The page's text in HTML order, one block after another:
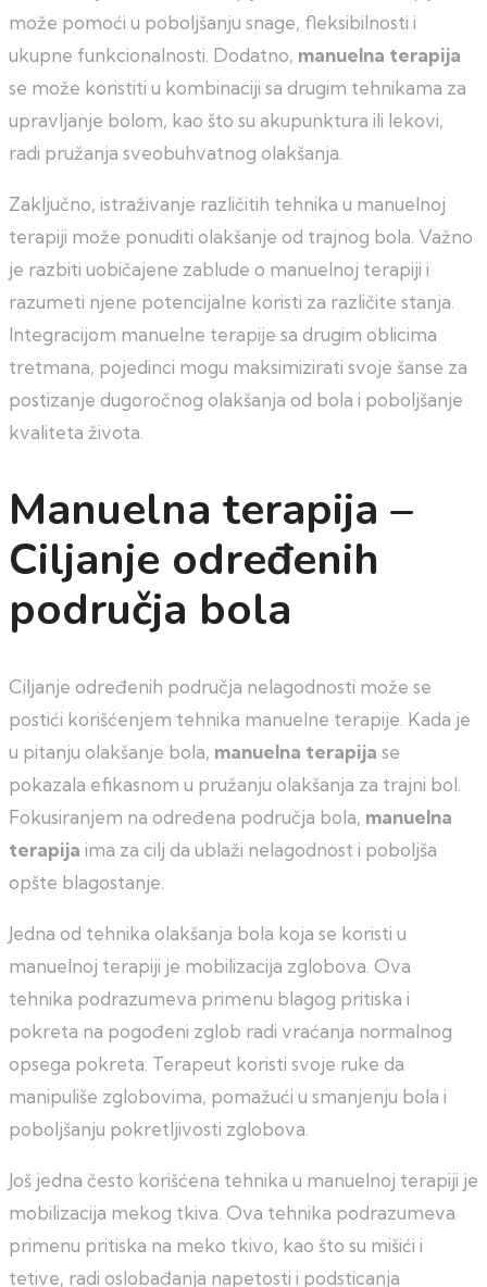
može pomoći u poboljšanju snage, fleksibilnosti i
ukupne funkcionalnosti. Dodatno, manuelna terapija
se može koristiti u kombinaciji sa drugim tehnikama za
upravljanje bolom, kao što su akupunktura ili lekovi,
radi pružanja sveobuhvatnog olakšanja.
Zaključno, istraživanje različitih tehnika u manuelnoj
terapiji može ponuditi olakšanje od trajnog bola. Važno
je razbiti uobičajene zablude o manuelnoj terapiji i
razumeti njene potencijalne koristi za različite stanja.
Integracijom manuelne terapije sa drugim oblicima
tretmana, pojedinci mogu maksimizirati svoje šanse za
postizanje dugoročnog olakšanja od bola i poboljšanje
kvaliteta života.
Manuelna terapija –
Ciljanje određenih
područja bola
Ciljanje određenih područja nelagodnosti može se
postići korišćenjem tehnika manuelne terapije. Kada je
u pitanju olakšanje bola, manuelna terapija se
pokazala efikasnom u pružanju olakšanja za trajni bol.
Fokusiranjem na određena područja bola, manuelna
terapija ima za cilj da ublaži nelagodnost i poboljša
opšte blagostanje.
Jedna od tehnika olakšanja bola koja se koristi u
manuelnoj terapiji je mobilizacija zglobova. Ova
tehnika podrazumeva primenu blagog pritiska i
pokreta na pogođeni zglob radi vraćanja normalnog
opsega pokreta. Terapeut koristi svoje ruke da
manipuliše zglobovima, pomažući u smanjenju bola i
poboljšanju pokretljivosti zglobova.
Još jedna često korišćena tehnika u manuelnoj terapiji je
mobilizacija mekog tkiva. Ova tehnika podrazumeva
primenu pritiska na meko tkivo, kao što su mišići i
tetive, radi oslobađanja napetosti i podsticanja